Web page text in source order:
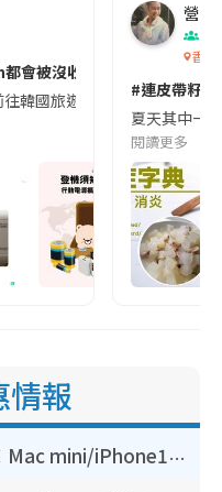
會被沒收😱出發前切記檢查
往韓國旅遊的民眾，近期要
營養
香港
#連皮帶籽
夏天其中一
閱讀更多
情報
豐澤優惠勁減低至44折！Mac mini/iPhone17Pro大減價！廚房家電$220起